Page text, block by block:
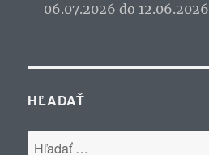
06.07.2026 do 12.06.2026
HĽADAŤ
Hľadať: